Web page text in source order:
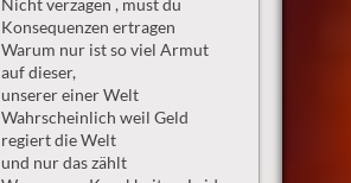
Konsequenzen ertragen
Warum nur ist so viel Armut
auf dieser,
unserer einer Welt
Wahrscheinlich weil Geld
regiert die Welt
und nur das zählt